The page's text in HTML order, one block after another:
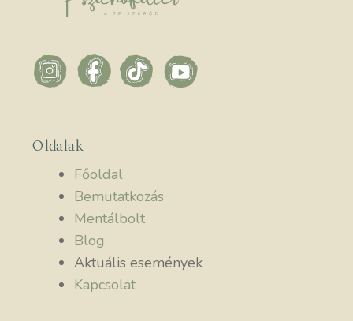
Oldalak
Főoldal
Bemutatkozás
Mentálbolt
Blog
Aktuális események
Kapcsolat